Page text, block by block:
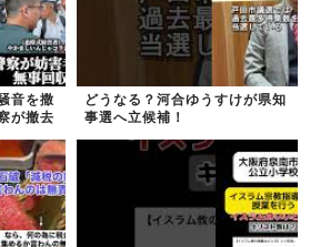
音を撒
が撤去
どうなる？河合ゆうすけが県知
事選へ立候補！